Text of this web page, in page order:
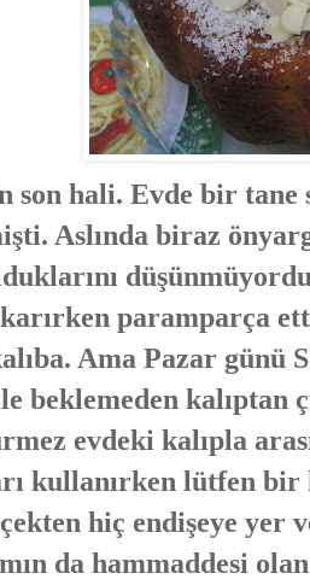
son hali. Evde bir tane
Aslında biraz
paramparça
Ama Pazar
beklemeden
evdeki kalıpla
kullanırken lütfen bir
hiç endişeye yer
da hammaddesi